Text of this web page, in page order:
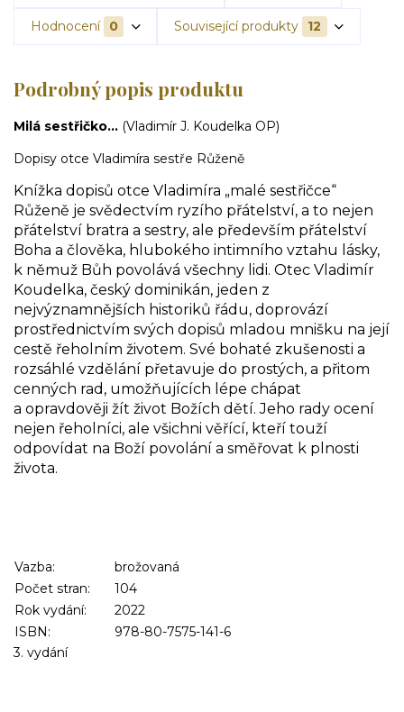
Hodnocení 0 Související produkty 12
Podrobný popis produktu
Milá sestřičko... (Vladimír J. Koudelka OP)
Dopisy otce Vladimíra sestře Růženě
Knížka dopisů otce Vladimíra „malé sestřičce“
Růženě je svědectvím ryzího přátelství, a to nejen
přátelství bratra a sestry, ale především přátelství
Boha a člověka, hlubokého intimního vztahu lásky,
k němuž Bůh povolává všechny lidi. Otec Vladimír
Koudelka, český dominikán, jeden z
nejvýznamnějších historiků řádu, doprovází
prostřednictvím svých dopisů mladou mnišku na její
cestě řeholním životem. Své bohaté zkušenosti a
rozsáhlé vzdělání přetavuje do prostých, a přitom
cenných rad, umožňujících lépe chápat
a opravdověji žít život Božích dětí. Jeho rady ocení
nejen řeholníci, ale všichni věřící, kteří touží
odpovídat na Boží povolání a směřovat k plnosti
života.
Vazba:
brožovaná
Počet stran:
104
Rok vydání:
2022
ISBN:
978-80-7575-141-6
3. vydání